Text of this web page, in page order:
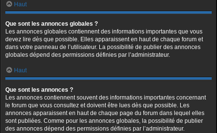
Haut
Que sont les annonces globales ?
Les annonces globales contiennent des informations importantes que vous
devez lire dès que possible. Elles apparaissent en haut de chaque forum et
dans votre panneau de l’utilisateur. La possibilité de publier des annonces
globales dépend des permissions définies par l’administrateur.
Haut
Que sont les annonces ?
Les annonces contiennent souvent des informations importantes concernant
le forum que vous consultez et doivent être lues dès que possible. Les
annonces apparaissent en haut de chaque page du forum dans lequel elles
sont publiées. Comme pour les annonces globales, la possibilité de publier
des annonces dépend des permissions définies par l’administrateur.